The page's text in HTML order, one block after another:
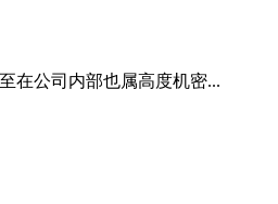
在公司内部也属高度机密...